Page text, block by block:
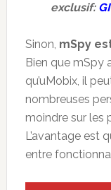
exclusif:
Sinon, mSpy
Bien que mSpy
qu’uMobix, il
nombreuses
moindre sur les
L’avantage est
entre